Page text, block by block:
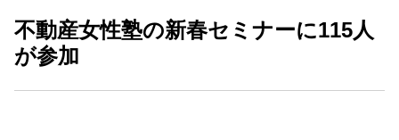
不動産女性塾の新春セミナーに115人
が参加